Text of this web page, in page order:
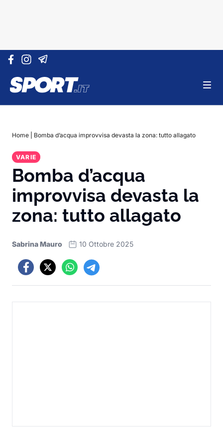
Vai al contenuto
Home Bomba d’acqua improvvisa devasta la zona: tutto allagato
VARIE
Bomba d’acqua
improvvisa devasta la
zona: tutto allagato
Sabrina Mauro 10 Ottobre 2025